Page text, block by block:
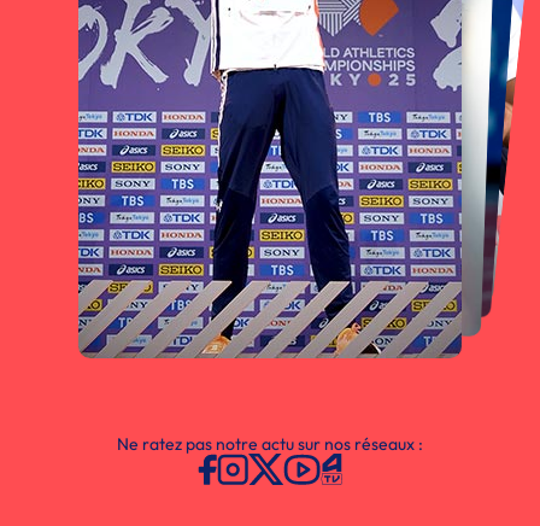
Ne ratez pas notre actu sur nos réseaux :